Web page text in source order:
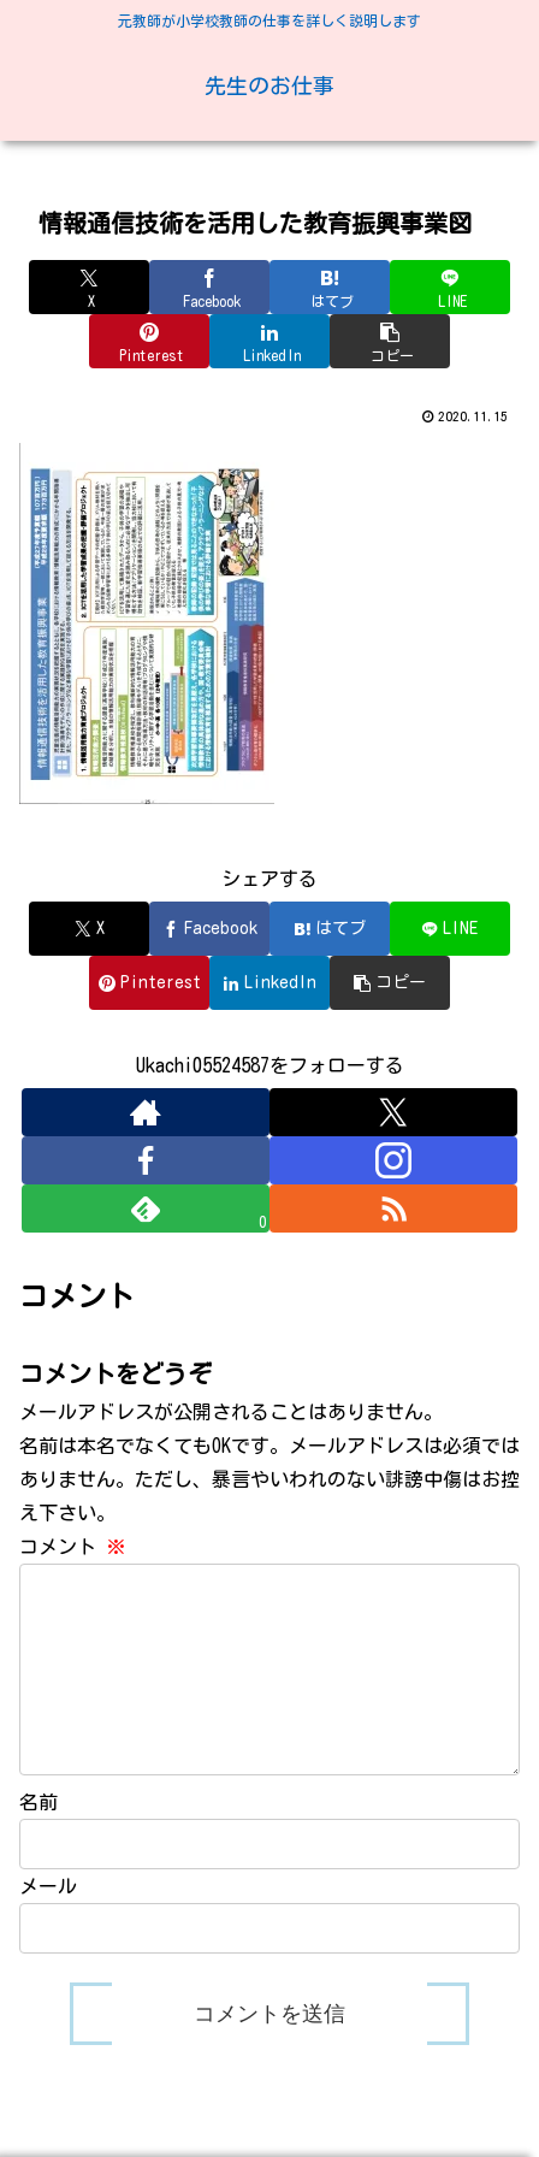
元教師が小学校教師の仕事を詳しく説明します
先生のお仕事
情報通信技術を活用した教育振興事業図
X Facebook はてブ LINE
Pinterest LinkedIn コピー
2020.11.15
シェアする
X Facebook はてブ LINE
Pinterest LinkedIn コピー
Ukachi05524587をフォローする
0
コメント
コメントをどうぞ
メールアドレスが公開されることはありません。
名前は本名でなくてもOKです。メールアドレスは必須では
ありません。ただし、暴言やいわれのない誹謗中傷はお控
え下さい。
コメント
※
名前
メール